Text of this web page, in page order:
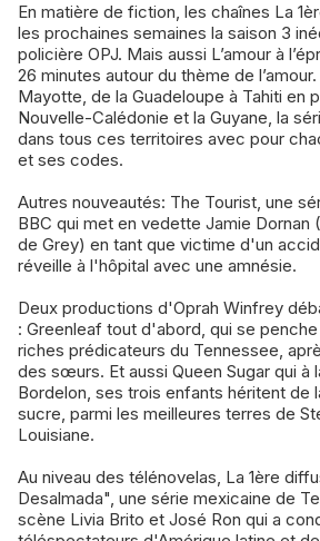
En matière de fiction, les chaînes La
les prochaines semaines la saison 3
policière OPJ. Mais aussi L’amour à
26 minutes autour du thème de
Mayotte, de la Guadeloupe à Tahiti en
Nouvelle-Calédonie et la Guyane, la
dans tous ces territoires avec pour
et ses codes.
Autres nouveautés: The Tourist, une
BBC qui met en vedette Jamie Dornan
de Grey) en tant que victime d'un
réveille à l'hôpital avec une amnésie.
Deux productions d'Oprah Winfrey
: Greenleaf tout d'abord, qui se
riches prédicateurs du Tennessee,
des sœurs. Et aussi Queen Sugar qui à
Bordelon, ses trois enfants héritent de
sucre, parmi les meilleures terres de
Louisiane.
Au niveau des télénovelas, La 1ère
Desalmada", une série mexicaine de
scène Livia Brito et José Ron qui a